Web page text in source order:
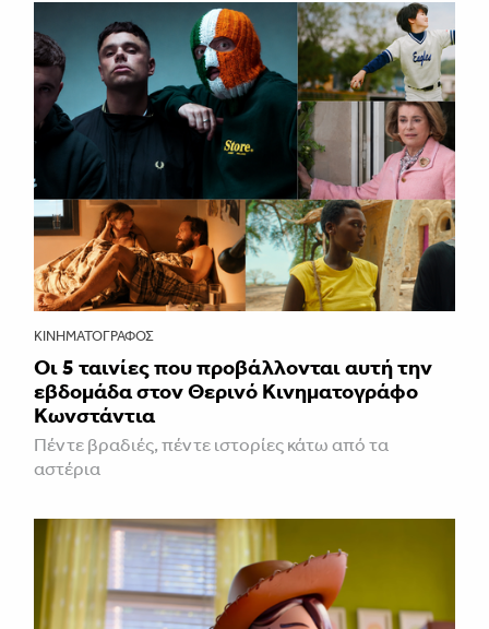
ΚΙΝΗΜΑΤΟΓΡΆΦΟΣ
Οι 5 ταινίες που προβάλλονται αυτή την
εβδομάδα στον Θερινό Κινηματογράφο
Κωνστάντια
Πέντε βραδιές, πέντε ιστορίες κάτω από τα
αστέρια